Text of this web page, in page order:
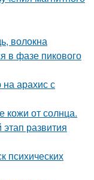
волокна
в фазе пикового
арахис с
кожи от солнца.
развития
психических